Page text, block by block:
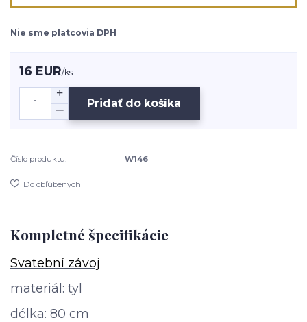
Nie sme platcovia DPH
16 EUR/ks
Pridať do košíka
Číslo produktu: W146
Do obľúbených
Kompletné špecifikácie
Svatební závoj
materiál: tyl
délka: 80 cm